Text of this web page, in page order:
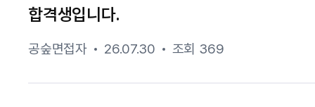
합격생입니다.
공숲면접자 26.07.30 조회 369